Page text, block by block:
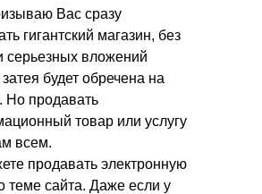
Вас сразу
гигантский магазин, без
серьезных вложений
будет обречена на
Но продавать
товар или услугу
всем.
продавать электронную
теме сайта. Даже если у